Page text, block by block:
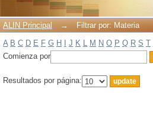
ALIN Principal →
Filtrar por: Materia
A B C D E F G H J K L M N O P Q R S T
Comienza por
Resultados por página: